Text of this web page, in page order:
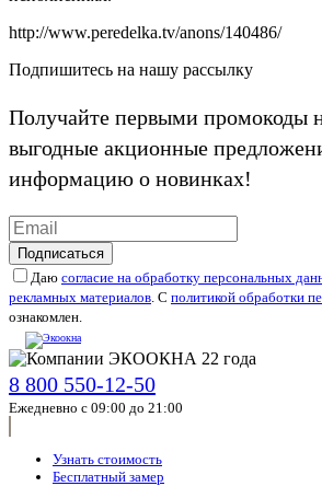
http://www.peredelka.tv/anons/140486/
Подпишитесь на нашу рассылку
Получайте первыми промокоды
выгодные акционные
информацию о новинках!
Подписаться
Даю согласие на обработку персональных
рекламных материалов. С политикой обработки
ознакомлен.
8 800 550-12-50
Ежедневно с 09:00 до 21:00
Узнать стоимость
Бесплатный замер